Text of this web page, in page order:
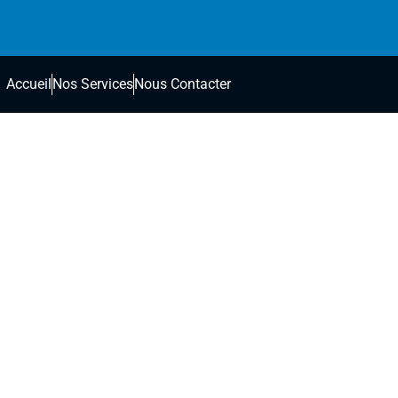
AccueilNos ServicesNous Contacter